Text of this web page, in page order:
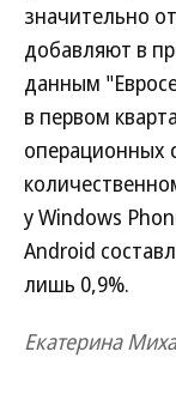
значительно
добавляют в
данным
в первом
операционных
у Windows
Android
лишь 0,9%.
Екатерина